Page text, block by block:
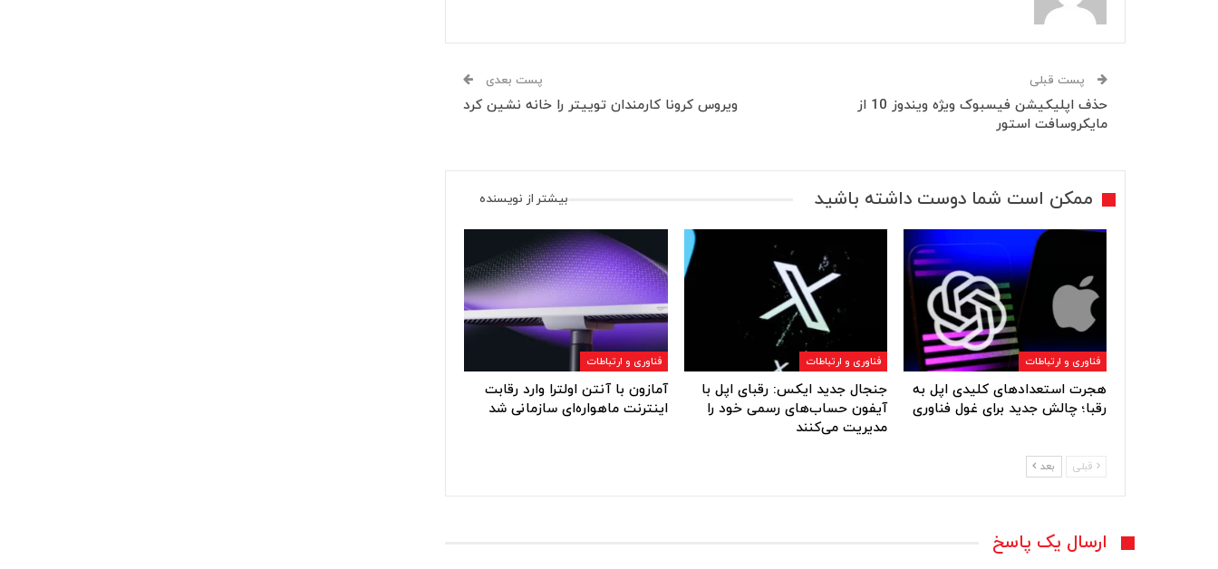
پست قبلی
حذف اپلیکیشن فیسبوک ویژه ویندوز 10 از
مایکروسافت استور
پست بعدی
ویروس کرونا کارمندان توییتر را خانه نشین کرد
ممکن است شما دوست داشته باشید بیشتر از نویسنده
فناوری و ارتباطات
هجرت استعدادهای کلیدی اپل به
رقبا؛ چالش جدید برای غول فناوری
فناوری و ارتباطات
جنجال جدید ایکس: رقبای اپل با
آیفون حساب‌های رسمی خود را
مدیریت می‌کنند
فناوری و ارتباطات
آمازون با آنتن اولترا وارد رقابت
اینترنت ماهواره‌ای سازمانی شد
قبلی بعد
ارسال یک پاسخ